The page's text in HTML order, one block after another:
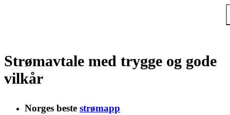
Strømavtale med trygge og gode
vilkår
Norges beste strømapp